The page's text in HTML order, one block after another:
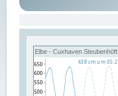
Elbe - Cuxhaven Steubenhöft